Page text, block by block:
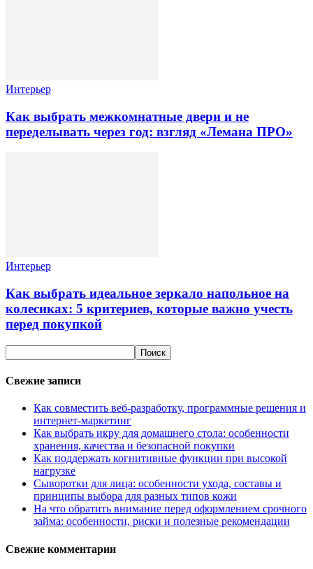
Интерьер
Как выбрать межкомнатные двери и не
переделывать через год: взгляд «Лемана ПРО»
Интерьер
Как выбрать идеальное зеркало напольное на
колесиках: 5 критериев, которые важно учесть
перед покупкой
Свежие записи
Как совместить веб-разработку, программные решения и
интернет-маркетинг
Как выбрать икру для домашнего стола: особенности
хранения, качества и безопасной покупки
Как поддержать когнитивные функции при высокой
нагрузке
Сыворотки для лица: особенности ухода, составы и
принципы выбора для разных типов кожи
На что обратить внимание перед оформлением срочного
займа: особенности, риски и полезные рекомендации
Свежие комментарии